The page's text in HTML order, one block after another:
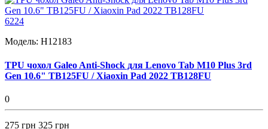
6224
Модель: H12183
TPU чохол Galeo Anti-Shock для Lenovo Tab M10 Plus 3rd
Gen 10.6" TB125FU / Xiaoxin Pad 2022 TB128FU
0
275 грн 325 грн